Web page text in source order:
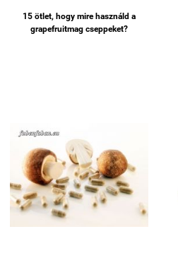
15 ötlet, hogy mire használd a
grapefruitmag cseppeket?